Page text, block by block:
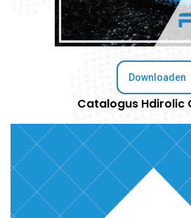
Downloaden
Catalogus Hdirolic